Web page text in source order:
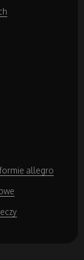
allegro